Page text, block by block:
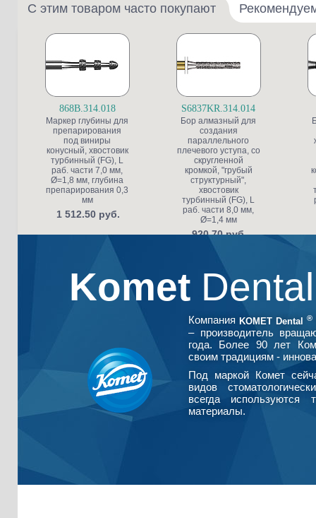
С этим товаром часто покупают
868B.314.018
Маркер глубины для
препарирования
под виниры
конусный, хвостовик
турбинный (FG), L
раб. части 7,0 мм,
Ø=1,8 мм, глубина
препарирования 0,3
мм
1 512.50 руб.
S6837KR.314.014
Бор алмазный для
создания
параллельного
плечевого уступа, со
скругленной
кромкой, "грубый
структурный",
хвостовик
турбинный (FG), L
раб. части 8,0 мм,
Ø=1,4 мм
920.70 руб.
Komet
Компания KOMET Dental ®
– производитель
года. Более 90 лет
своим традициям -
Под маркой Комет
видов
всегда используются
материалы.